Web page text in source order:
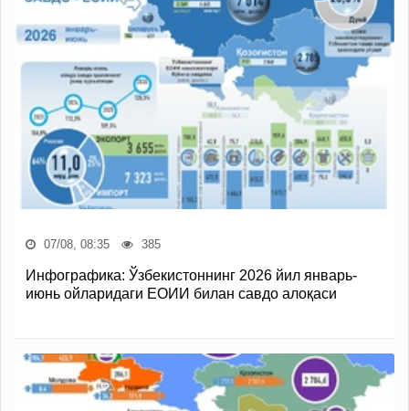
07/08, 08:35 385
Инфографика: Ўзбекистоннинг 2026 йил январь-
июнь ойларидаги ЕОИИ билан савдо алоқаси